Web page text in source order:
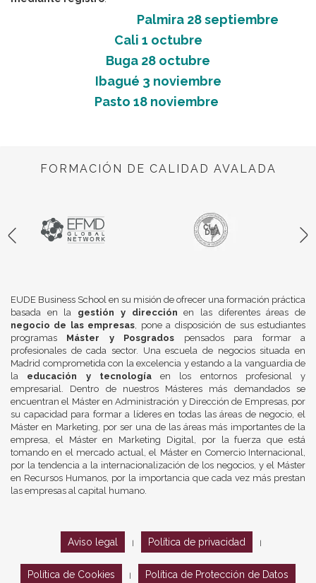
Palmira 28 septiembre
Cali 1 octubre
Buga 28 octubre
Ibagué 3 noviembre
Pasto 18 noviembre
FORMACIÓN DE CALIDAD AVALADA
EUDE Business School en su misión de ofrecer una formación práctica
basada en la gestión y dirección en las diferentes áreas de
negocio de las empresas, pone a disposición de sus estudiantes
programas Máster y Posgrados pensados para formar a
profesionales de cada sector. Una escuela de negocios situada en
Madrid comprometida con la excelencia y estando a la vanguardia de
la educación y tecnologíaen los entornos profesional y
empresarial. Dentro de nuestros Másteres más demandados se
encuentran el Máster en Administración y Dirección de Empresas, por
su capacidad para formar a líderes en todas las áreas de negocio, el
Máster en Marketing, por ser una de las áreas más importantes de la
empresa, el Máster en Marketing Digital, por la fuerza que está
tomando en el mercado actual, el Máster en Comercio Internacional,
por la tendencia a la internacionalización de los negocios, y el Máster
en Recursos Humanos, por la importancia que cada vez más prestan
las empresas al capital humano.
Aviso legal Política de privacidad
Política de Cookies Política de Protección de Datos